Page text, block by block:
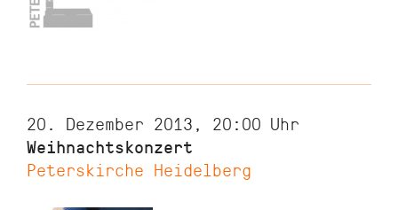
20. Dezember 2013, 20:00 Uhr
Weihnachtskonzert
Peterskirche Heidelberg